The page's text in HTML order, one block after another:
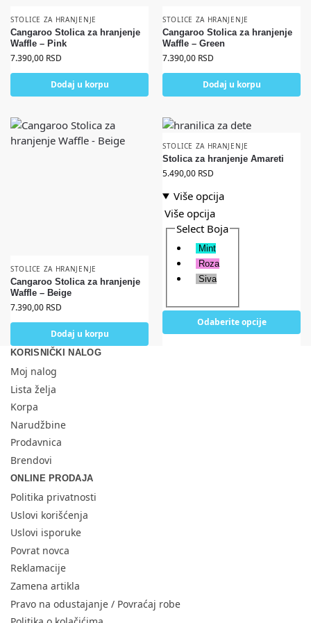
STOLICE ZA HRANJENJE
Cangaroo Stolica za hranjenje
Waffle – Pink
7.390,00 RSD
Dodaj u korpu
STOLICE ZA HRANJENJE
Cangaroo Stolica za hranjenje
Waffle – Green
7.390,00 RSD
Dodaj u korpu
STOLICE ZA HRANJENJE
Cangaroo Stolica za hranjenje
Waffle – Beige
7.390,00 RSD
Dodaj u korpu
STOLICE ZA HRANJENJE
Stolica za hranjenje Amareti
5.490,00 RSD
Više opcija
Više opcija
Select Boja
Mint
Roza
Siva
Odaberite opcije
KORISNIČKI NALOG
Moj nalog
Lista želja
Korpa
Narudžbine
Prodavnica
Brendovi
ONLINE PRODAJA
Politika privatnosti
Uslovi korišćenja
Uslovi isporuke
Povrat novca
Reklamacije
Zamena artikla
Pravo na odustajanje / Povraćaj robe